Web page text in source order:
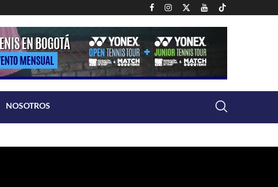
NOSOTROS